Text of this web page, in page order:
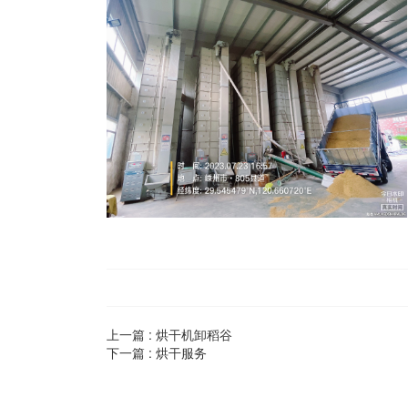
上一篇 : 烘干机卸稻谷
下一篇 : 烘干服务